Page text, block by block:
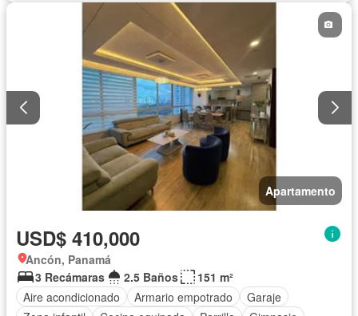
Apartamento
USD$ 410,000
Ancón, Panamá
3 Recámaras
2.5 Baños
151 m²
Aire acondicionado
Armario empotrado
Garaje